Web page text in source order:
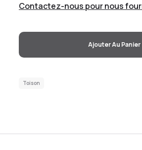
Contactez-nous pour nous
Ajouter Au Panier
Toison